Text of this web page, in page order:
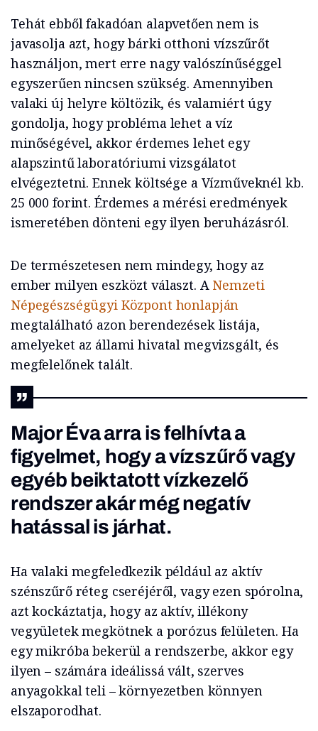
Tehát ebből fakadóan alapvetően nem is
javasolja azt, hogy bárki otthoni vízszűrőt
használjon, mert erre nagy valószínűséggel
egyszerűen nincsen szükség. Amennyiben
valaki új helyre költözik, és valamiért úgy
gondolja, hogy probléma lehet a víz
minőségével, akkor érdemes lehet egy
alapszintű laboratóriumi vizsgálatot
elvégeztetni. Ennek költsége a Vízműveknél kb.
25 000 forint. Érdemes a mérési eredmények
ismeretében dönteni egy ilyen beruházásról.
De természetesen nem mindegy, hogy az
ember milyen eszközt választ. A Nemzeti
Népegészségügyi Központ honlapján
megtalálható azon berendezések listája,
amelyeket az állami hivatal megvizsgált, és
megfelelőnek talált.
Major Éva arra is felhívta a
figyelmet, hogy a vízszűrő vagy
egyéb beiktatott vízkezelő
rendszer akár még negatív
hatással is járhat.
Ha valaki megfeledkezik például az aktív
szénszűrő réteg cseréjéről, vagy ezen spórolna,
azt kockáztatja, hogy az aktív, illékony
vegyületek megkötnek a porózus felületen. Ha
egy mikróba bekerül a rendszerbe, akkor egy
ilyen – számára ideálissá vált, szerves
anyagokkal teli – környezetben könnyen
elszaporodhat.